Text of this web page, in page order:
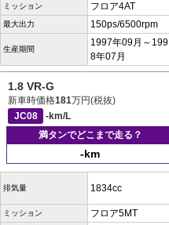
ミッション フロア4AT
最大出力 150ps/6500rpm
生産期間
1997年09月～199
8年07月
1.8 VR-G
新車時価格181万円(税抜)
JC08
-km/L
満タンでどこまで走る？
-km
排気量 1834cc
ミッション フロア5MT